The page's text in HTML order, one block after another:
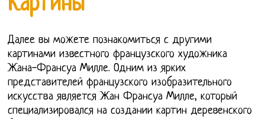
Далее вы можете познакомиться с другими
картинами известного французского художника
Жана-Франсуа Милле. Одним из ярких
представителей французского изобразительного
искусства является Жан Франсуа Милле, который
специализировался на создании картин деревенского